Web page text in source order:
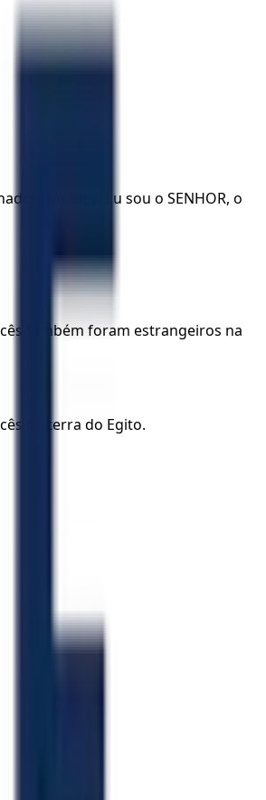
por eles. Eu sou o SENHOR, o
também foram estrangeiros na
da terra do Egito.